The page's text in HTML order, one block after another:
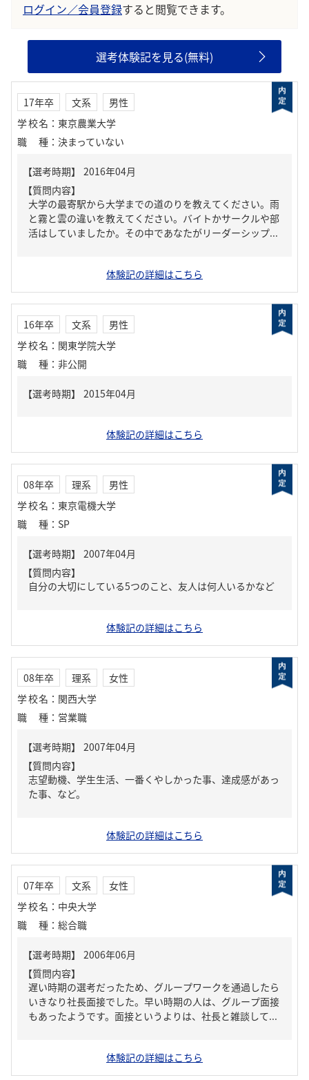
ログイン／会員登録すると閲覧できます。
選考体験記を見る(無料)
17年卒 文系
男性
学校名 ： 東京農業大学
職種 ： 決まっていない
【質問内容】
大学の最寄駅から大学までの道のりを教えてください。雨
と霧と雲の違いを教えてください。バイトかサークルや部
活はしていましたか。その中であなたがリーダーシップ...
体験記の詳細はこちら
16年卒 文系
男性
学校名 ： 関東学院大学
職種 ： 非公開
体験記の詳細はこちら
08年卒 理系
男性
学校名 ： 東京電機大学
職種 ： SP
【質問内容】
自分の大切にしている5つのこと、友人は何人いるかなど
体験記の詳細はこちら
08年卒 理系
女性
学校名 ： 関西大学
職種 ： 営業職
【質問内容】
志望動機、学生生活、一番くやしかった事、達成感があっ
た事、など。
体験記の詳細はこちら
07年卒 文系
女性
学校名 ： 中央大学
職種 ： 総合職
【質問内容】
遅い時期の選考だったため、グループワークを通過したら
いきなり社長面接でした。早い時期の人は、グループ面接
もあったようです。面接というよりは、社長と雑談して...
体験記の詳細はこちら